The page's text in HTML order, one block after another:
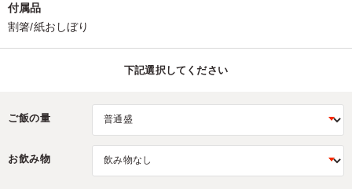
付属品
割箸/紙おしぼり
下記選択してください
ご飯の量
お飲み物